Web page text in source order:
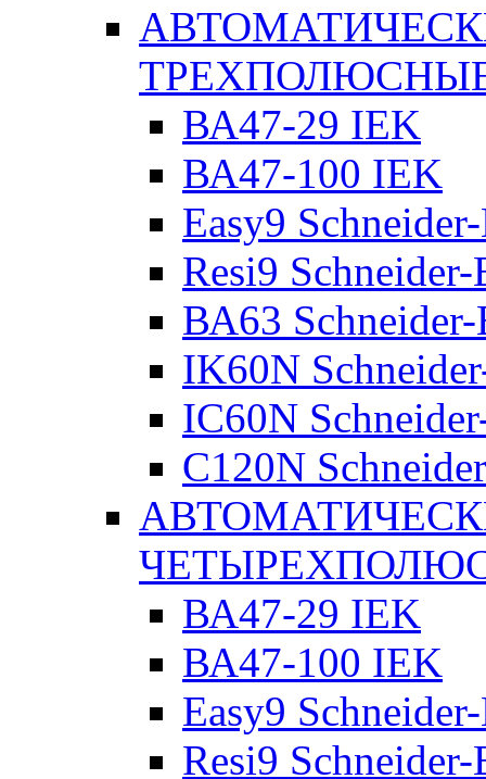
ВА47-29 IEK
ВА47-100 IEK
Easy9
Resi9
ВА63
IK60N
IC60N
C120N
ВА47-29 IEK
ВА47-100 IEK
Easy9
Resi9